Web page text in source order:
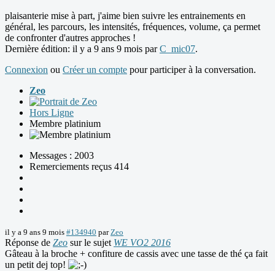
plaisanterie mise à part, j'aime bien suivre les entrainements en
général, les parcours, les intensités, fréquences, volume, ça permet
de confronter d'autres approches !
Dernière édition: il y a 9 ans 9 mois parC_mic07.
Connexion ou Créer un compte pour participer à la conversation.
Zeo
Hors Ligne
Membre platinium
Messages : 2003
Remerciements reçus 414
il y a 9 ans 9 mois #134940 parZeo
Réponse de Zeo sur le sujet WE VO2 2016
Gâteau à la broche + confiture de cassis avec une tasse de thé ça fait
un petit dej top!